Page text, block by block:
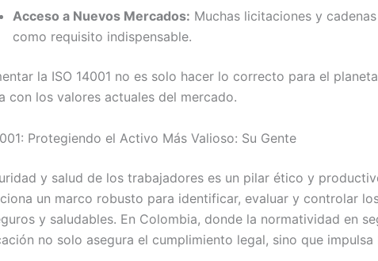
Acceso a Nuevos Mercados: Muchas licitaciones y
como requisito indispensable.
la ISO 14001 no es solo hacer lo correcto para el
con los valores actuales del mercado.
Protegiendo el Activo Más Valioso: Su Gente
y salud de los trabajadores es un pilar ético y
un marco robusto para identificar, evaluar y controlar
y saludables. En Colombia, donde la normatividad en
no solo asegura el cumplimiento legal, sino que